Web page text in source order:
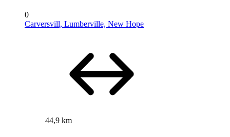
0
Carversvill, Lumberville, New Hope
44,9 km